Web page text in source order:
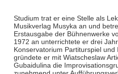
Studium trat er eine Stelle als
Musikverlag Musyka an und
Erstausgabe der Bühnenwerke
1972 an unterrichtete er drei
Konservatorium Partiturspiel
gründete er mit Wiatscheslaw
Gubaidulina die